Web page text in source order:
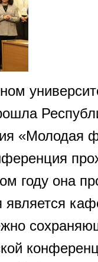
«Молодая
году она